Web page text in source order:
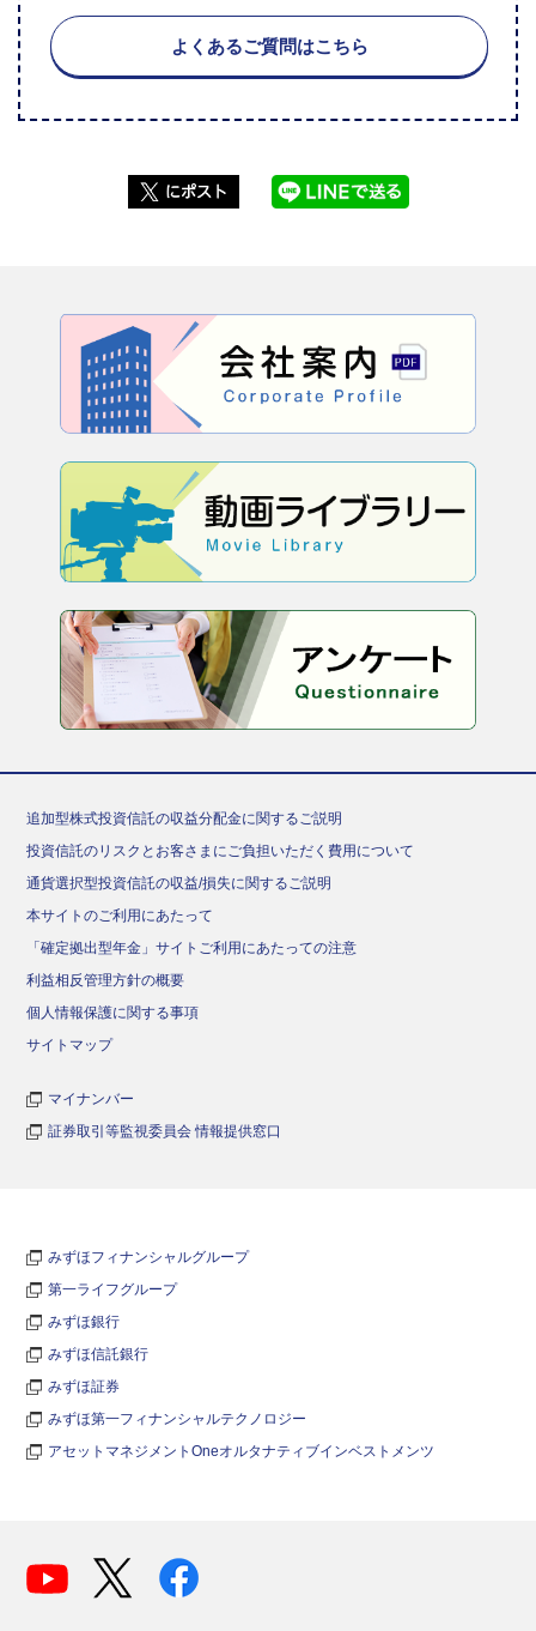
よくあるご質問はこちら
追加型株式投資信託の収益分配金に関するご説明
投資信託のリスクとお客さまにご負担いただく費用について
通貨選択型投資信託の収益/損失に関するご説明
本サイトのご利用にあたって
「確定拠出型年金」サイトご利用にあたっての注意
利益相反管理方針の概要
個人情報保護に関する事項
サイトマップ
マイナンバー
証券取引等監視委員会 情報提供窓口
みずほフィナンシャルグループ
第一ライフグループ
みずほ銀行
みずほ信託銀行
みずほ証券
みずほ第一フィナンシャルテクノロジー
アセットマネジメントOneオルタナティブインベストメンツ